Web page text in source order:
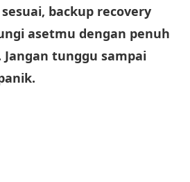
backup recovery
asetmu dengan penuh
tunggu sampai